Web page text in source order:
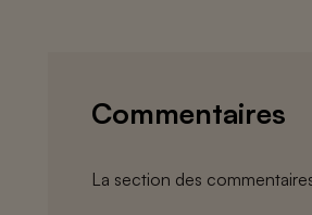
Commentaires
La section des